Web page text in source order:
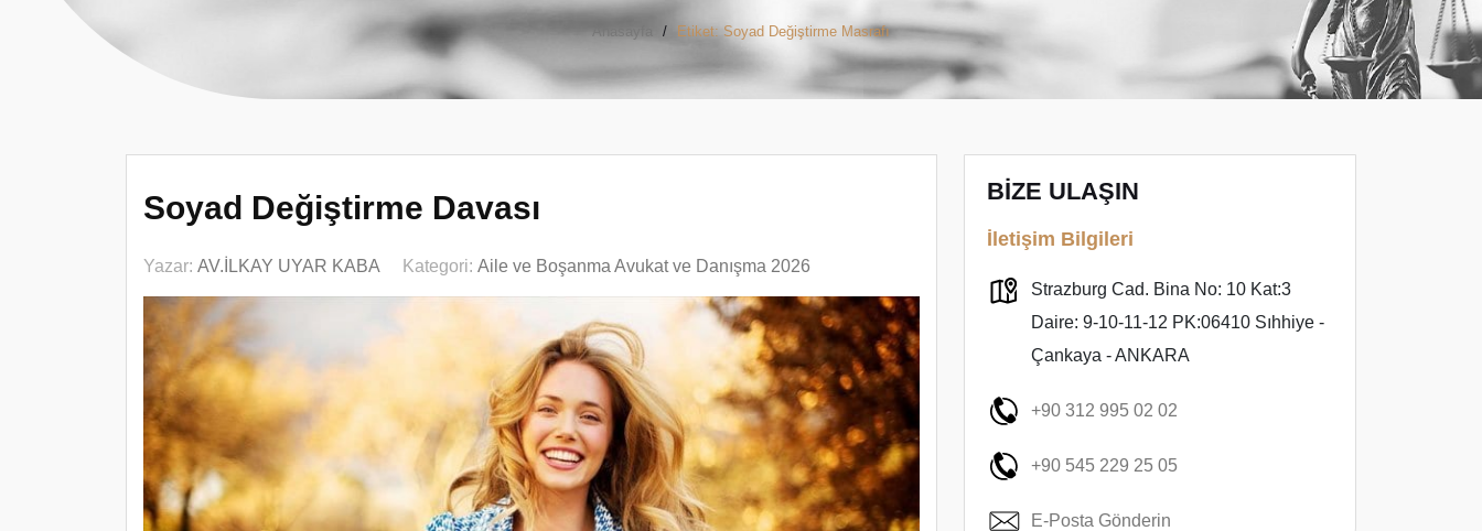
Anasayfa Etiket: Soyad Değiştirme Masrafı
Soyad Değiştirme Davası
Yazar: AV.İLKAY UYAR KABA Kategori: Aile ve Boşanma Avukat ve Danışma 2026
BİZE ULAŞIN
İletişim Bilgileri
Strazburg Cad. Bina No: 10 Kat:3
Daire: 9-10-11-12 PK:06410 Sıhhiye -
Çankaya - ANKARA
+90 312 995 02 02
+90 545 229 25 05
E-Posta Gönderin